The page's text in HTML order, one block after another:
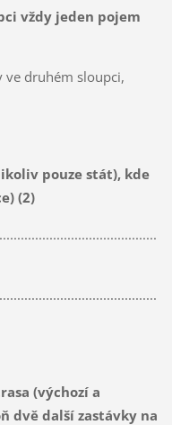
vždy jeden pojem
druhém sloupci,
pouze stát), kde
(2)
(výchozí a
dvě další zastávky na